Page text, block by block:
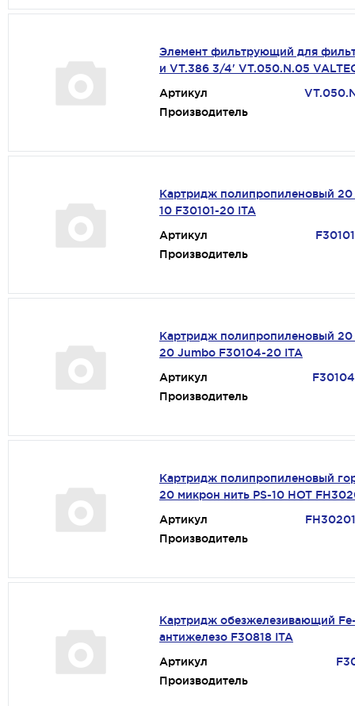
Элемент фильтрующий для
и VT.386 3/4' VT.050.N.05
Артикул
Производитель
Картридж полипропиленовый 20
10 F30101-20 ITA
Артикул
Производитель
Картридж полипропиленовый 20
20 Jumbo F30104-20 ITA
Артикул
Производитель
Картридж полипропиленовый
20 микрон нить PS-10 HOT
Артикул
Производитель
Картридж обезжелезивающий
антижелезо F30818 ITA
Артикул
Производитель